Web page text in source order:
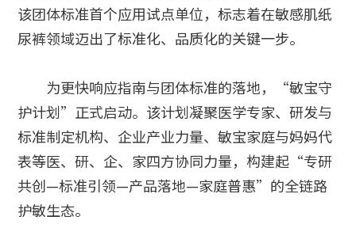
该团体标准首个应用试点单位，标志着在敏感肌纸
尿裤领域迈出了标准化、品质化的关键一步。
为更快响应指南与团体标准的落地，“敏宝守
护计划”正式启动。该计划凝聚医学专家、研发与
标准制定机构、企业产业力量、敏宝家庭与妈妈代
表等医、研、企、家四方协同力量，构建起“专研
共创—标准引领—产品落地—家庭普惠”的全链路
护敏生态。